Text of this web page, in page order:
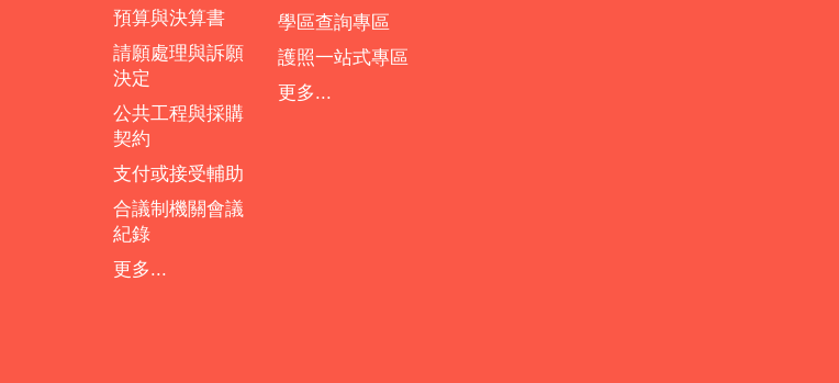
預算與決算書
請願處理與訴願
決定
公共工程與採購
契約
支付或接受輔助
合議制機關會議
紀錄
更多...
學區查詢專區
護照一站式專區
更多...